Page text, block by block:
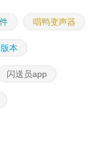
唱鸭变声器
本
闪送员app